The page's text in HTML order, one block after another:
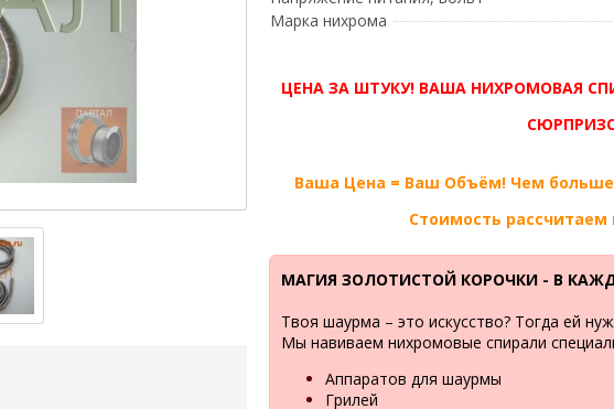
Марка нихрома
ЦЕНА ЗА ШТУКУ! ВАША НИХРОМОВАЯ
Ваша Цена = Ваш Объём! Чем
Стоимость
МАГИЯ ЗОЛОТИСТОЙ КОРОЧКИ - В
Твоя шаурма – это искусство? Тогда ей
Мы навиваем нихромовые спирали
Аппаратов для шаурмы
Грилей